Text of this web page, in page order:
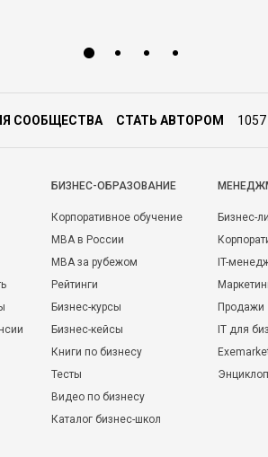
СООБЩЕСТВА СТАТЬ АВТОРОМ
БИЗНЕС-ОБРАЗОВАНИЕ
Корпоративное обучение
MBA в России
MBA за рубежом
Рейтинги
Бизнес-курсы
Бизнес-кейсы
Книги по бизнесу
Тесты
Видео по бизнесу
Каталог бизнес-школ
Бизнес-
IT-
Продажи
IT для